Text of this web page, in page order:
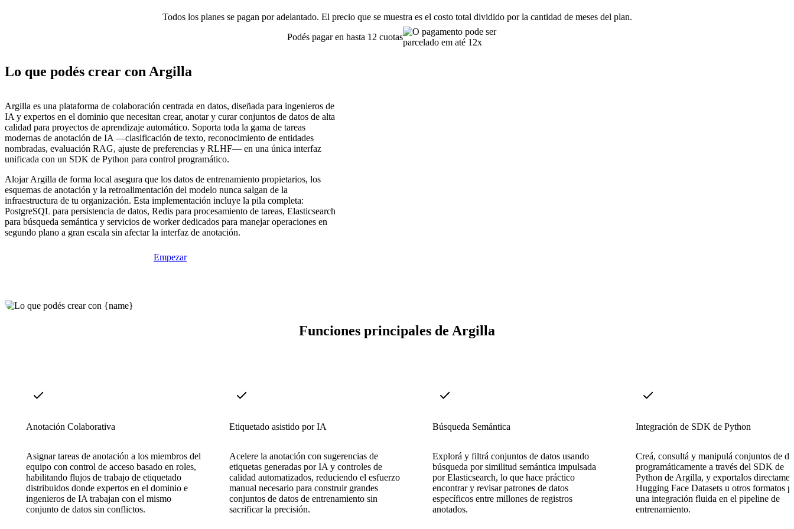
Todos los planes se pagan por adelantado. El precio que se muestra es el costo total dividido por la cantidad de meses del plan.
Podés pagar en hasta 12 cuotas
Lo que podés crear con Argilla
Argilla es una plataforma de colaboración centrada en datos, diseñada para ingenieros de
IA y expertos en el dominio que necesitan crear, anotar y curar conjuntos de datos de alta
calidad para proyectos de aprendizaje automático. Soporta toda la gama de tareas
modernas de anotación de IA —clasificación de texto, reconocimiento de entidades
nombradas, evaluación RAG, ajuste de preferencias y RLHF— en una única interfaz
unificada con un SDK de Python para control programático.
Alojar Argilla de forma local asegura que los datos de entrenamiento propietarios, los
esquemas de anotación y la retroalimentación del modelo nunca salgan de la
infraestructura de tu organización. Esta implementación incluye la pila completa:
PostgreSQL para persistencia de datos, Redis para procesamiento de tareas, Elasticsearch
para búsqueda semántica y servicios de worker dedicados para manejar operaciones en
segundo plano a gran escala sin afectar la interfaz de anotación.
Empezar
Funciones principales de Argilla
Anotación Colaborativa
Asignar tareas de anotación a los miembros del
equipo con control de acceso basado en roles,
habilitando flujos de trabajo de etiquetado
distribuidos donde expertos en el dominio e
ingenieros de IA trabajan con el mismo
conjunto de datos sin conflictos.
Etiquetado asistido por IA
Acelere la anotación con sugerencias de
etiquetas generadas por IA y controles de
calidad automatizados, reduciendo el esfuerzo
manual necesario para construir grandes
conjuntos de datos de entrenamiento sin
sacrificar la precisión.
Búsqueda Semántica
Explorá y filtrá conjuntos de datos usando
búsqueda por similitud semántica impulsada
por Elasticsearch, lo que hace práctico
encontrar y revisar patrones de datos
específicos entre millones de registros
anotados.
Integración de SDK de Python
Creá, consultá y manipulá conjuntos de
programáticamente a través del SDK de
Python de Argilla, y exportalos
Hugging Face Datasets u otros formatos
una integración fluida en el pipeline de
entrenamiento.